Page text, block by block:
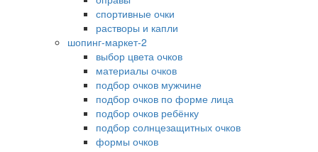
спортивные очки
растворы и капли
шопинг-маркет-2
выбор цвета очков
материалы очков
подбор очков мужчине
подбор очков по форме лица
подбор очков ребёнку
подбор солнцезащитных очков
формы очков